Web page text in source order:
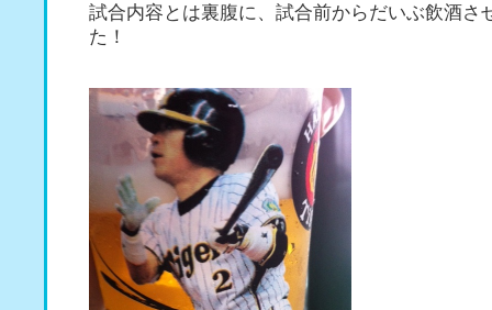
試合内容とは裏腹に、試合前からだいぶ飲酒さ
た！